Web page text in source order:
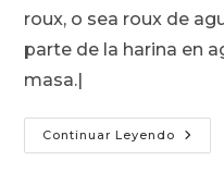
roux, o sea roux de
parte de la harina en
masa.|
Continuar Leyendo Pan
Con